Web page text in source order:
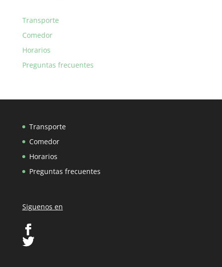
Transporte
Comedor
Horarios
Preguntas frecuentes
Transporte
Comedor
Horarios
Preguntas frecuentes
Siguenos en